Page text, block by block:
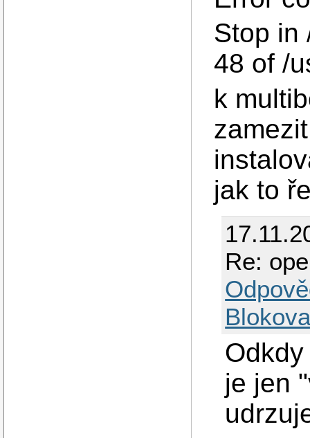
Stop in
48 of /
k
jak to
Re:
je jen